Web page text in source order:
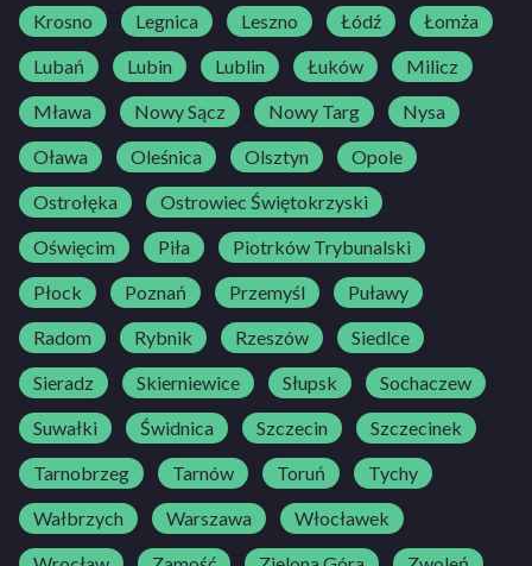
Krosno
Legnica Leszno Łódź
Łomża
Lubań
Lubin Lublin Łuków
Milicz
Mława
Nowy Sącz Nowy Targ
Nysa
Oława
Oleśnica Olsztyn
Opole
Ostrołęka
Ostrowiec Świętokrzyski
Oświęcim
Piła
Piotrków Trybunalski
Płock
Poznań Przemyśl
Puławy
Radom
Rybnik Rzeszów
Siedlce
Sieradz
Skierniewice Słupsk
Sochaczew
Suwałki
Świdnica Szczecin
Szczecinek
Tarnobrzeg
Tarnów Toruń
Tychy
Wałbrzych
Warszawa
Włocławek